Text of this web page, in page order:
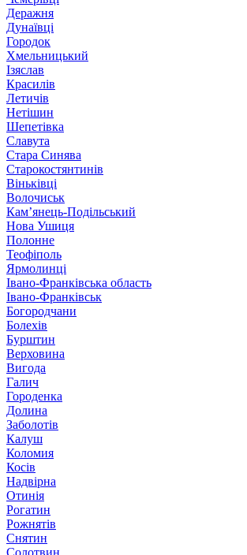
Деражня
Дунаївці
Городок
Хмельницький
Ізяслав
Красилів
Летичів
Нетішин
Шепетівка
Славута
Стара Синява
Старокостянтинів
Віньківці
Волочиськ
Кам’янець-Подільський
Нова Ушиця
Полонне
Теофіполь
Ярмолинці
Івано-Франківська область
Івано-Франківськ
Богородчани
Болехів
Бурштин
Верховина
Вигода
Галич
Городенка
Долина
Заболотів
Калуш
Коломия
Косів
Надвірна
Отинія
Рогатин
Рожнятів
Снятин
Солотвин